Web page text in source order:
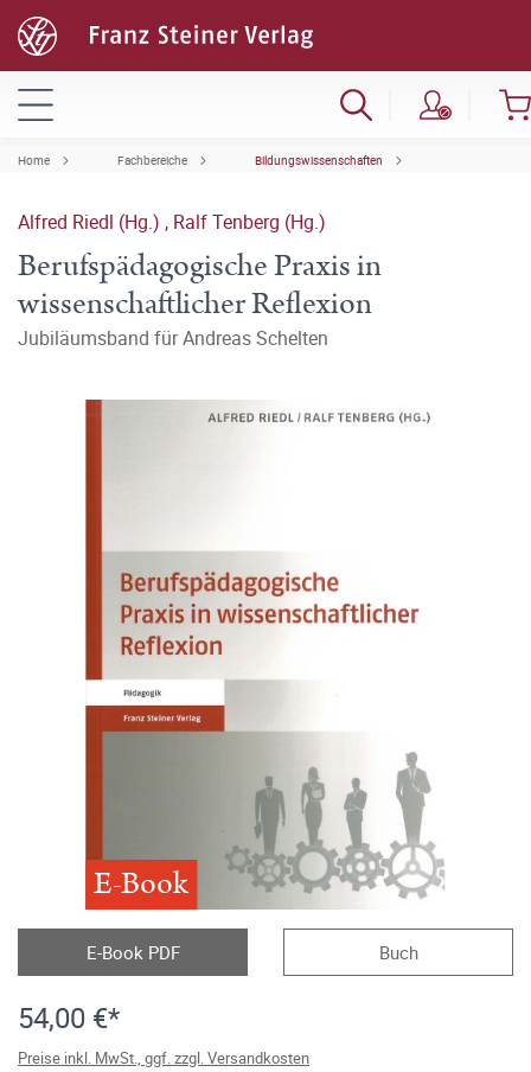
Home Fachbereiche Bildungswissenschaften
Alfred Riedl (Hg.) , Ralf Tenberg (Hg.)
Berufspädagogische Praxis in
wissenschaftlicher Reflexion
Jubiläumsband für Andreas Schelten
E-Book
E-Book PDF Buch
54,00 €*
Preise inkl. MwSt., ggf. zzgl. Versandkosten